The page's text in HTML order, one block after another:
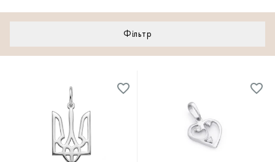
Фільтр
Тематика